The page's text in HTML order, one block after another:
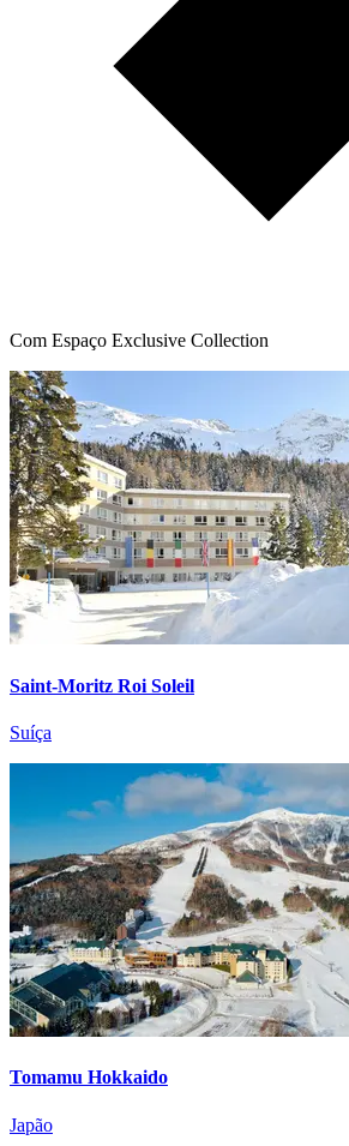
Com Espaço Exclusive Collection
Saint-Moritz Roi Soleil
Suíça
Tomamu Hokkaido
Japão